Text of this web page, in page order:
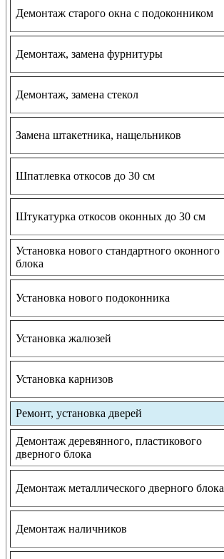
Демонтаж старого окна с подоконником
Демонтаж, замена фурнитуры
Демонтаж, замена стекол
Замена штакетника, нащельников
Шпатлевка откосов до 30 см
Штукатурка откосов оконных до 30 см
Установка нового стандартного оконного
блока
Установка нового подоконника
Установка жалюзей
Установка карнизов
Ремонт, установка дверей
Демонтаж деревянного, пластикового
дверного блока
Демонтаж металлического дверного блока
Демонтаж наличников